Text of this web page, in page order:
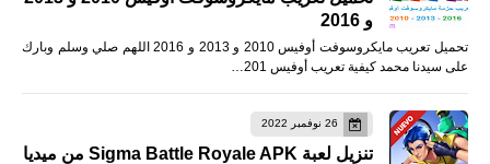
و 2016
تحميل تعريب مايكروسوفت أوفيس 2010 و 2013 و 2016 اللهم صلي وسلم وبارك
على سيدنا محمد كيفية تعريب أوفيس 201…
26 نوفمبر 2022
تنزيل لعبة Sigma Battle Royale APK من ميديا